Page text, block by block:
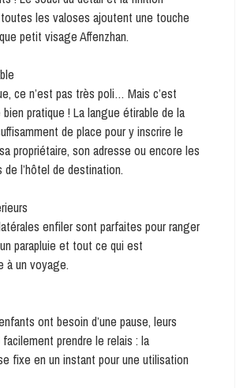
les valoses ajoutent une touche
petit visage Affenzhan.
ce n’est pas très poli… Mais c’est
bien pratique ! La langue étirable de la
de place pour y inscrire le
propriétaire, son adresse ou encore les
de l’hôtel de destination.
enfiler sont parfaites pour ranger
parapluie et tout ce qui est
à un voyage.
ont besoin d’une pause, leurs
prendre le relais : la
fixe en un instant pour une utilisation